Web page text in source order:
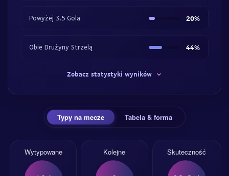
Powyżej 3.5 Gola 20%
Obie Drużyny Strzelą 44%
Zobacz statystyki wyników
Typy na mecze Tabela & forma
Wytypowane Kolejne Skuteczność